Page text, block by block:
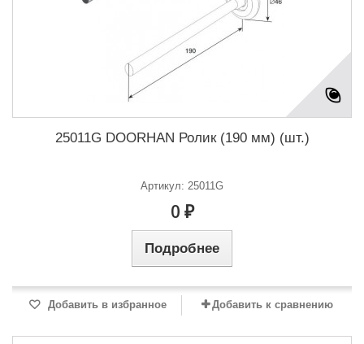
25011G DOORHAN Ролик (190 мм) (шт.)
Артикул: 25011G
0 ₽
Подробнее
Добавить в избранное Добавить к сравнению